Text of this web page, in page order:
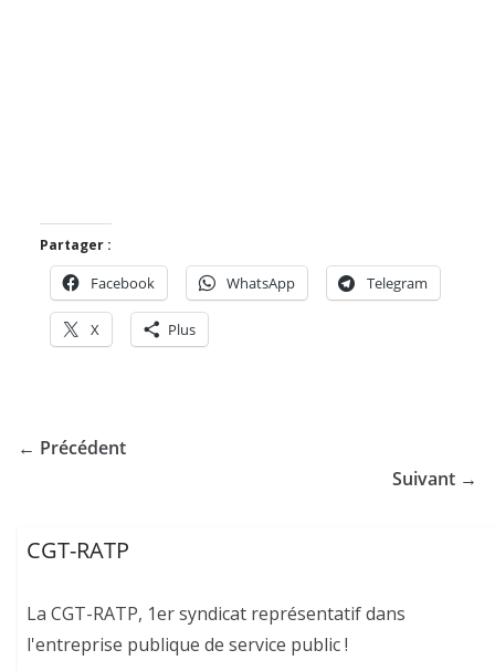
Partager :
Facebook WhatsApp Telegram
X Plus
← Précédent
Suivant →
CGT-RATP
La CGT-RATP, 1er syndicat représentatif dans
l'entreprise publique de service public !